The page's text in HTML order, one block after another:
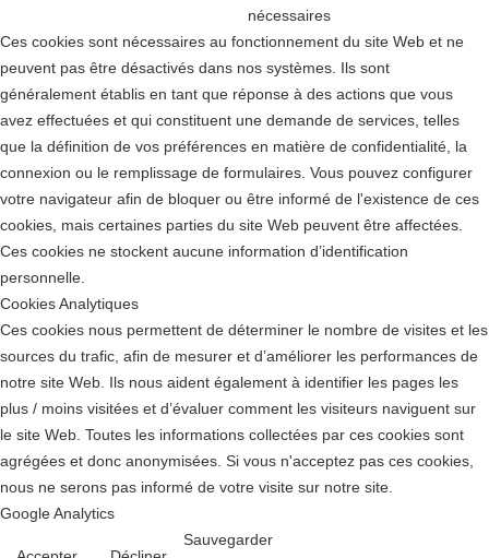
nécessaires
Ces cookies sont nécessaires au fonctionnement du site Web et ne
peuvent pas être désactivés dans nos systèmes. Ils sont
généralement établis en tant que réponse à des actions que vous
avez effectuées et qui constituent une demande de services, telles
que la définition de vos préférences en matière de confidentialité, la
connexion ou le remplissage de formulaires. Vous pouvez configurer
votre navigateur afin de bloquer ou être informé de l'existence de ces
cookies, mais certaines parties du site Web peuvent être affectées.
Ces cookies ne stockent aucune information d’identification
personnelle.
Cookies Analytiques
Ces cookies nous permettent de déterminer le nombre de visites et les
sources du trafic, afin de mesurer et d’améliorer les performances de
notre site Web. Ils nous aident également à identifier les pages les
plus / moins visitées et d’évaluer comment les visiteurs naviguent sur
le site Web. Toutes les informations collectées par ces cookies sont
agrégées et donc anonymisées. Si vous n'acceptez pas ces cookies,
nous ne serons pas informé de votre visite sur notre site.
Google Analytics
Sauvegarder